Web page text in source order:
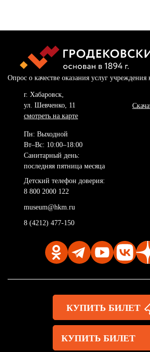
Опрос о качестве оказания услуг учреждения
г. Хабаровск,
ул. Шевченко, 11
смотреть на карте
Пн: Выходной
Вт–Вс: 10:00–18:00
Санитарный день:
последняя пятница месяца
Детский телефон доверия:
8 800 2000 122
museum@hkm.ru
8 (4212) 477-150
КУПИТЬ БИЛЕТ
КУПИТЬ БИЛЕТ